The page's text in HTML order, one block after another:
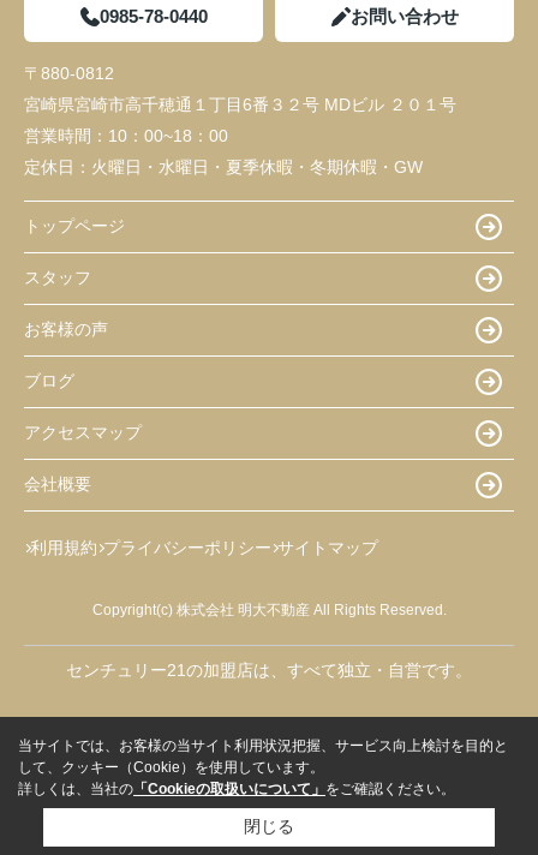
0985-78-0440 お問い合わせ
〒880-0812
宮崎県宮崎市高千穂通１丁目6番３２号 MDビル ２０１号
営業時間： 10：00~18：00
定休日： 火曜日・水曜日・夏季休暇・冬期休暇・GW
トップページ
スタッフ
お客様の声
ブログ
アクセスマップ
会社概要
利用規約 プライバシーポリシー サイトマップ
Copyright(c) 株式会社 明大不動産 All Rights Reserved.
センチュリー21の加盟店は、すべて独立・自営です。
当サイトでは、お客様の当サイト利用状況把握、サービス向上検討を目的と
して、クッキー（Cookie）を使用しています。
詳しくは、当社の 「Cookieの取扱いについて」 をご確認ください。
閉じる